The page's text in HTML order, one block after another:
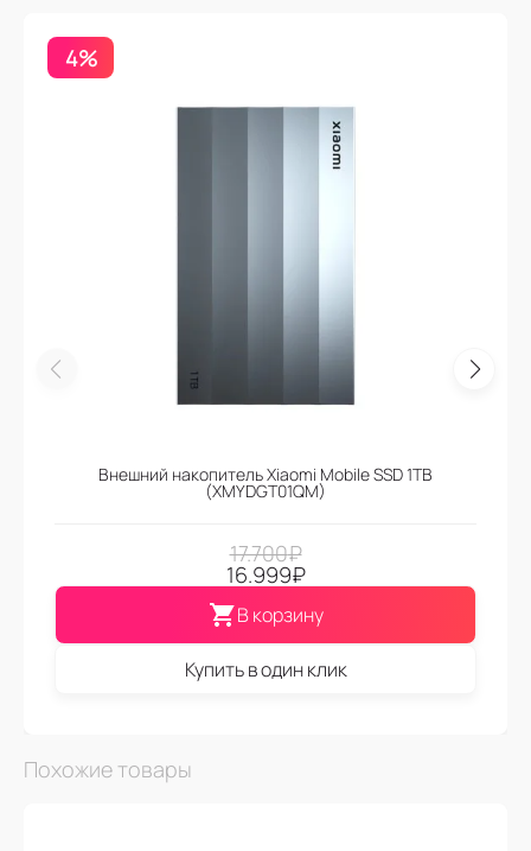
4%
Внешний накопитель Xiaomi Mobile SSD 1TB
(XMYDGT01QM)
17.700₽
16.999₽
В корзину
Купить в один клик
Похожие товары